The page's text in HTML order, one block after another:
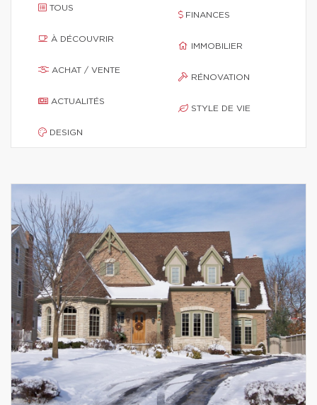
TOUS
À DÉCOUVRIR
ACHAT / VENTE
ACTUALITÉS
DESIGN
FINANCES
IMMOBILIER
RÉNOVATION
STYLE DE VIE